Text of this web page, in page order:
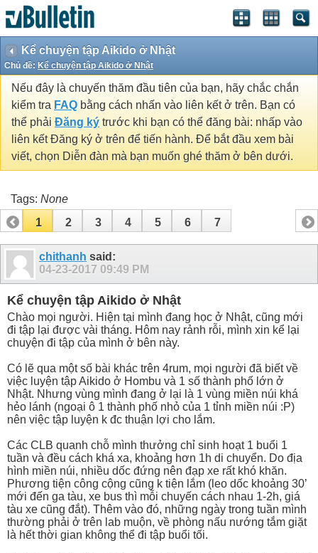
Kể chuyện tập Aikido ở Nhật
Chủ đề: Kể chuyện tập Aikido ở Nhật
Nếu đây là chuyến thăm đầu tiên của bạn, hãy chắc chắn
kiểm tra FAQ bằng cách nhấn vào liên kết ở trên. Bạn có
thể phải Đăng ký trước khi bạn có thể đăng bài: nhấp vào
liên kết Đăng ký ở trên để tiến hành. Để bắt đầu xem bài
viết, chọn Diễn đàn mà bạn muốn ghé thăm ở bên dưới.
Tags: None
1
2 3 4 5 6 7
chithanh said:
04-23-2017 09:49 PM
Kể chuyện tập Aikido ở Nhật
Chào mọi người. Hiện tại mình đang học ở Nhật, cũng mới
đi tập lại được vài tháng. Hôm nay rảnh rỗi, mình xin kể lại
chuyện đi tập của mình ở bên này.
Có lẽ qua một số bài khác trên 4rum, mọi người đã biết về
việc luyện tập Aikido ở Hombu và 1 số thành phố lớn ở
Nhật. Nhưng vùng mình đang ở lại là 1 vùng miền núi khá
hẻo lánh (ngoại ô 1 thành phố nhỏ của 1 tỉnh miền núi :P)
nên việc tập luyện k đc thuận lợi cho lắm.
Các CLB quanh chỗ mình thưởng chỉ sinh hoạt 1 buổi 1
tuần và đều cách khá xa, khoảng hơn 1h di chuyển. Do địa
hình miền núi, nhiều dốc đứng nên đạp xe rất khó khăn.
Phương tiện công cộng cũng k tiện lắm (leo dốc khoảng 30’
mới đến ga tàu, xe bus thì mỗi chuyến cách nhau 1-2h, giá
tàu xe cũng đắt). Thêm vào đó, những ngày trong tuần mình
thường phải ở trên lab muộn, về phòng nấu nướng tắm giặt
là hết thời gian không thể đi tập buổi tối.